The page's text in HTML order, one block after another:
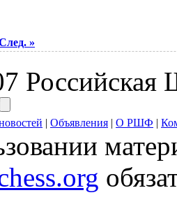
»
Российская
| Объявления | О РШФ |